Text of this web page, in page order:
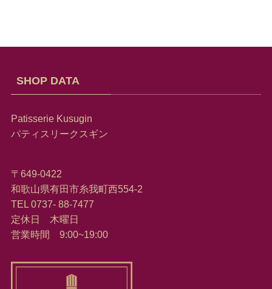
SHOP DATA
Patisserie Kusugin
パティスリークスギン
〒649-0422
和歌山県有田市糸我町西554-2
TEL 0737- 88-7477
定休日 木曜日
営業時間 9:00~19:00